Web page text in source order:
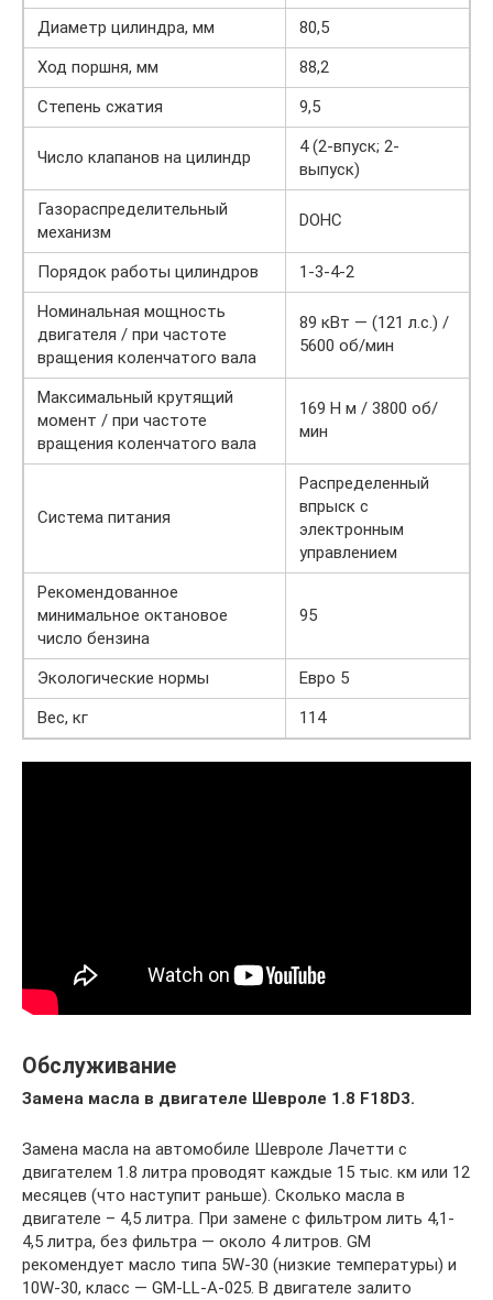
Диаметр цилиндра, мм
80,5
Ход поршня, мм
88,2
Степень сжатия
9,5
Число клапанов на цилиндр
4 (2-впуск; 2-
выпуск)
Газораспределительный
механизм
DOHC
Порядок работы цилиндров
1-3-4-2
Номинальная мощность
двигателя / при частоте
вращения коленчатого вала
89 кВт — (121 л.с.) /
5600 об/мин
Максимальный крутящий
момент / при частоте
вращения коленчатого вала
169 Н м / 3800 об/
мин
Система питания
Распределенный
впрыск с
электронным
управлением
Рекомендованное
минимальное октановое
число бензина
95
Экологические нормы
Евро 5
Вес, кг
114
Обслуживание
Замена масла в двигателе Шевроле 1.8 F18D3.
Замена масла на автомобиле Шевроле Лачетти с
двигателем 1.8 литра проводят каждые 15 тыс. км или 12
месяцев (что наступит раньше). Сколько масла в
двигателе – 4,5 литра. При замене с фильтром лить 4,1-
4,5 литра, без фильтра — около 4 литров. GM
рекомендует масло типа 5W-30 (низкие температуры) и
10W-30, класс — GM-LL-A-025. В двигателе залито